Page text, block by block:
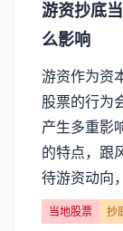
游资抄底
么影响
游资作为资
股票的行为
产生多重影
的特点，跟
待游资动向
当地股票 抄